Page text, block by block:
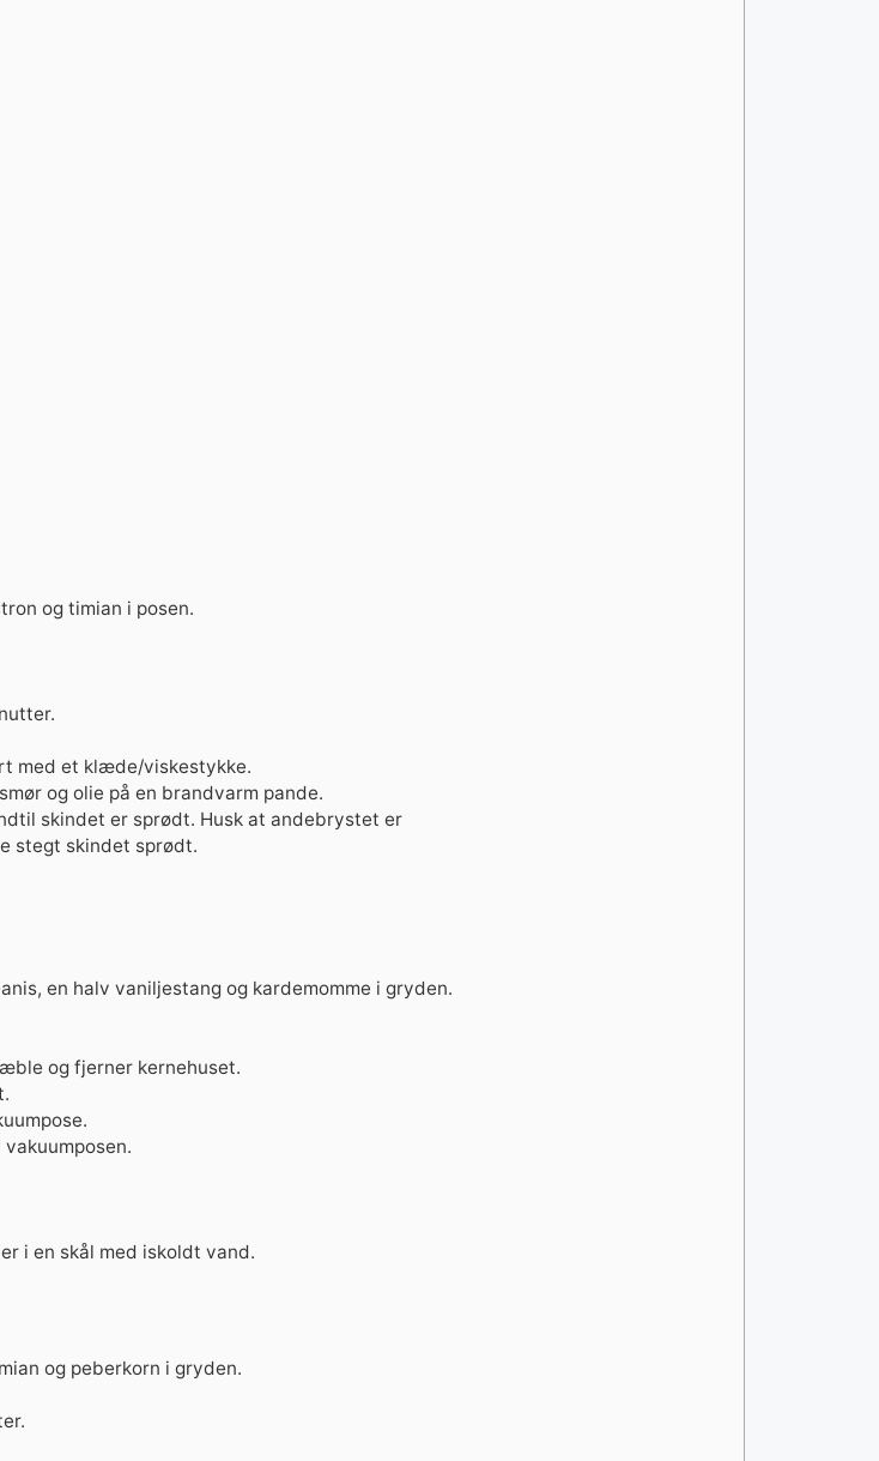
og timian i posen.
med et klæde/viskestykke.
og olie på en brandvarm pande.
skindet er sprødt. Husk at andebrystet er
stegt skindet sprødt.
en halv vaniljestang og kardemomme i gryden.
og fjerner kernehuset.
i en skål med iskoldt vand.
og peberkorn i gryden.